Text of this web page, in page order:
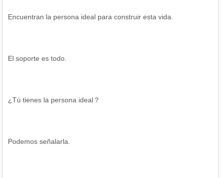
Encuentran la persona ideal para construir esta vida.
El soporte es todo.
¿Tú tienes la persona ideal？
Podemos señalarla.